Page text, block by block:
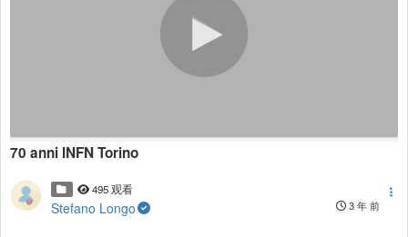
70 anni INFN Torino
495 观看
Stefano Longo 3 年 前